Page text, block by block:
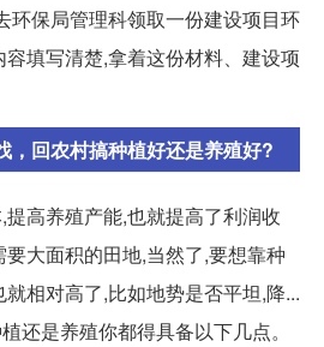
环保局管理科领取一份建设项目环
填写清楚,拿着这份材料、建设项
，回农村搞种植好还是养殖好?
高养殖产能,也就提高了利润收
大面积的田地,当然了,要想靠种
相对高了,比如地势是否平坦,降...
还是养殖你都得具备以下几点。